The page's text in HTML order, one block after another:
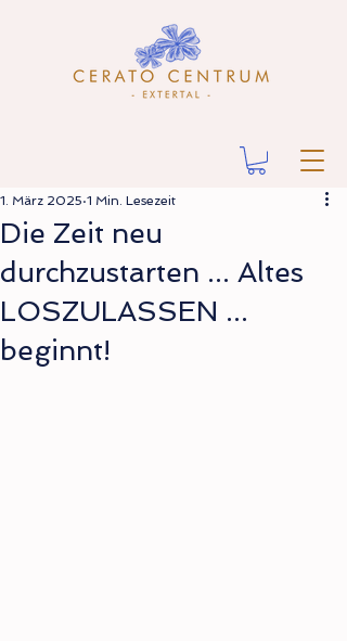
Die Zeit neu
durchzustarten ... Altes
LOSZULASSEN ...
beginnt!
1. März 2025 1 Min. Lesezeit